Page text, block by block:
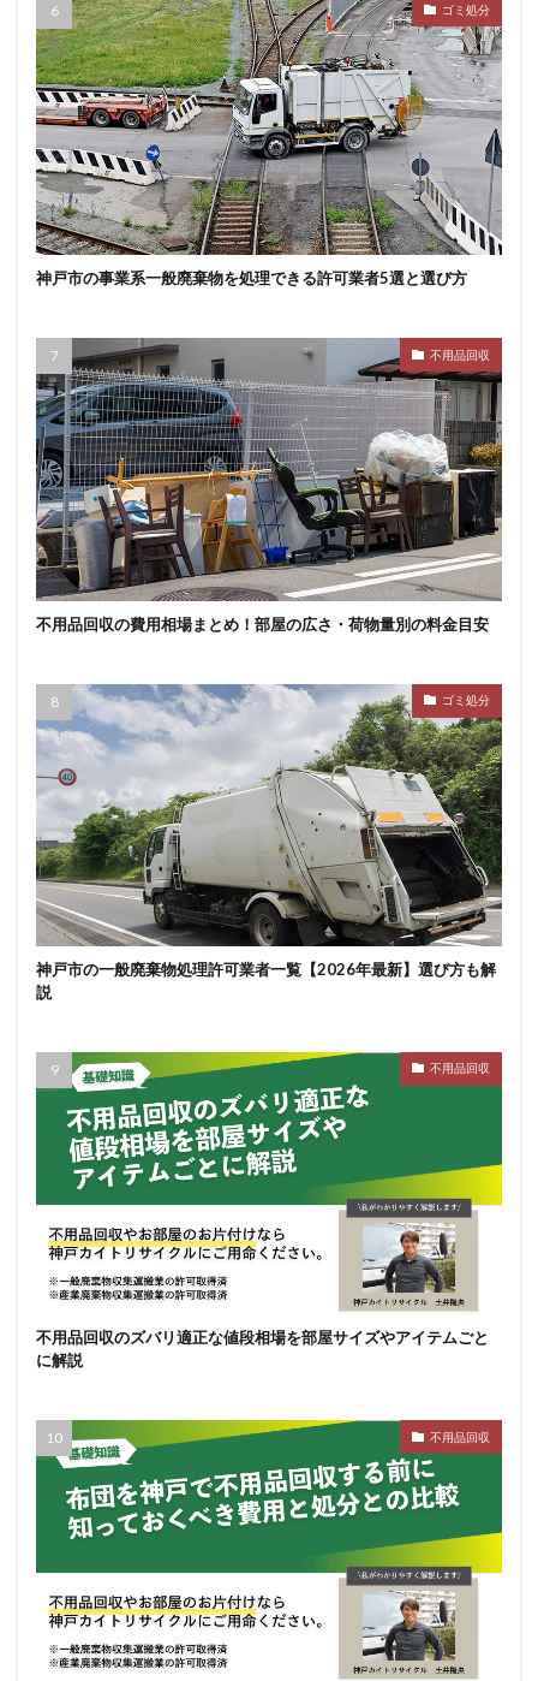
ゴミ処分
神戸市の事業系一般廃棄物を処理できる許可業者5選と選び方
不用品回収
不用品回収の費用相場まとめ！部屋の広さ・荷物量別の料金目安
ゴミ処分
神戸市の一般廃棄物処理許可業者一覧【2026年最新】選び方も解
説
不用品回収
不用品回収のズバリ適正な値段相場を部屋サイズやアイテムごと
に解説
不用品回収